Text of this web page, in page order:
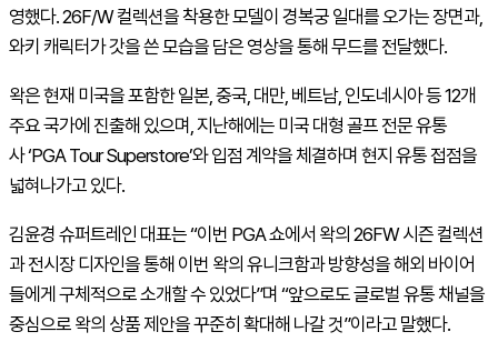
영했다. 26F/W컬렉션을 착용한 모델이 경복궁 일대를 오가는 장면과,
와키 캐릭터가 갓을 쓴 모습을 담은 영상을 통해 무드를 전달했다.
왁은 현재 미국을 포함한 일본, 중국, 대만, 베트남, 인도네시아 등 12개
주요 국가에 진출해 있으며, 지난해에는 미국 대형 골프 전문 유통
사‘PGA Tour Superstore’와 입점 계약을 체결하며 현지 유통 접점을
넓혀나가고 있다.
김윤경 슈퍼트레인 대표는 “이번 PGA쇼에서 왁의 26FW 시즌 컬렉션
과 전시장 디자인을 통해 이번 왁의 유니크함과 방향성을 해외 바이어
들에게 구체적으로 소개할 수 있었다”며 “앞으로도 글로벌 유통 채널을
중심으로 왁의 상품 제안을 꾸준히 확대해 나갈 것”이라고 말했다.